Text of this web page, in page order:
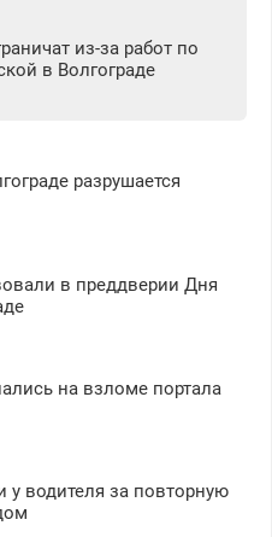
из-за работ по
в Волгограде
разрушается
в преддверии Дня
на взломе портала
водителя за повторную